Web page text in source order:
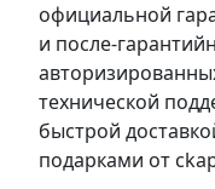
официальной
и после-
технической
быстрой
подарками от